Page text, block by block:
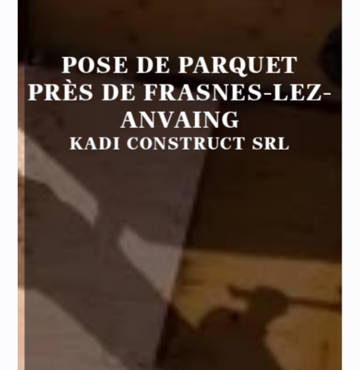
POSE DE PARQUET
PRÈS DE FRASNES-LEZ-
ANVAING
KADI CONSTRUCT SRL